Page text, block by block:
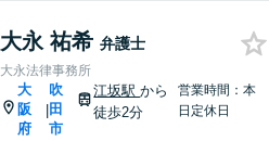
大永 祐希 弁護士
大永法律事務所
大
阪
府
|
吹
田
市
江坂駅から
徒歩2分
営業時間：本
日定休日